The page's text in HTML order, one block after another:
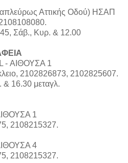
Αττικής Οδού) ΗΣΑΠ
Σάβ., Κυρ. & 12.00
- ΑΙΘΟΥΣΑ 1
2102826873, 2102825607.
16.30 μεταγλ.
1
2108215327.
4
2108215327.